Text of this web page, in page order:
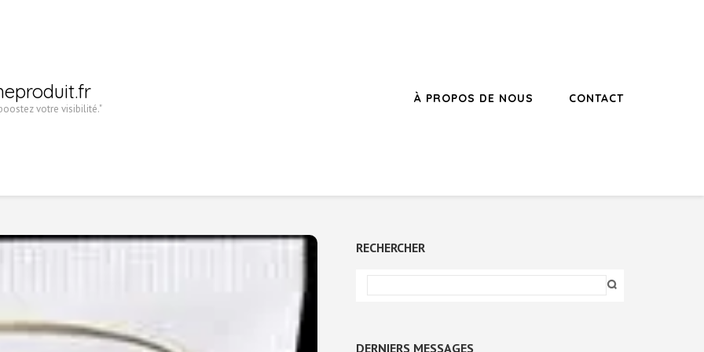
votre visibilité."
À PROPOS DE NOUS CONTACT
RECHERCHER
DERNIERS MESSAGES